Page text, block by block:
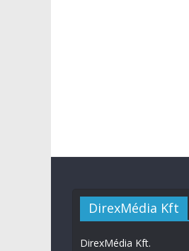
DirexMédia Kft
DirexMédia Kft.